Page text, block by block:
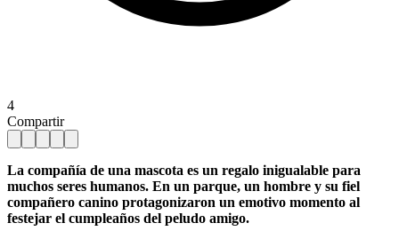
4
Compartir
La compañía de una mascota es un regalo inigualable para
muchos seres humanos. En un parque, un hombre y su fiel
compañero canino protagonizaron un emotivo momento al
festejar el cumpleaños del peludo amigo.